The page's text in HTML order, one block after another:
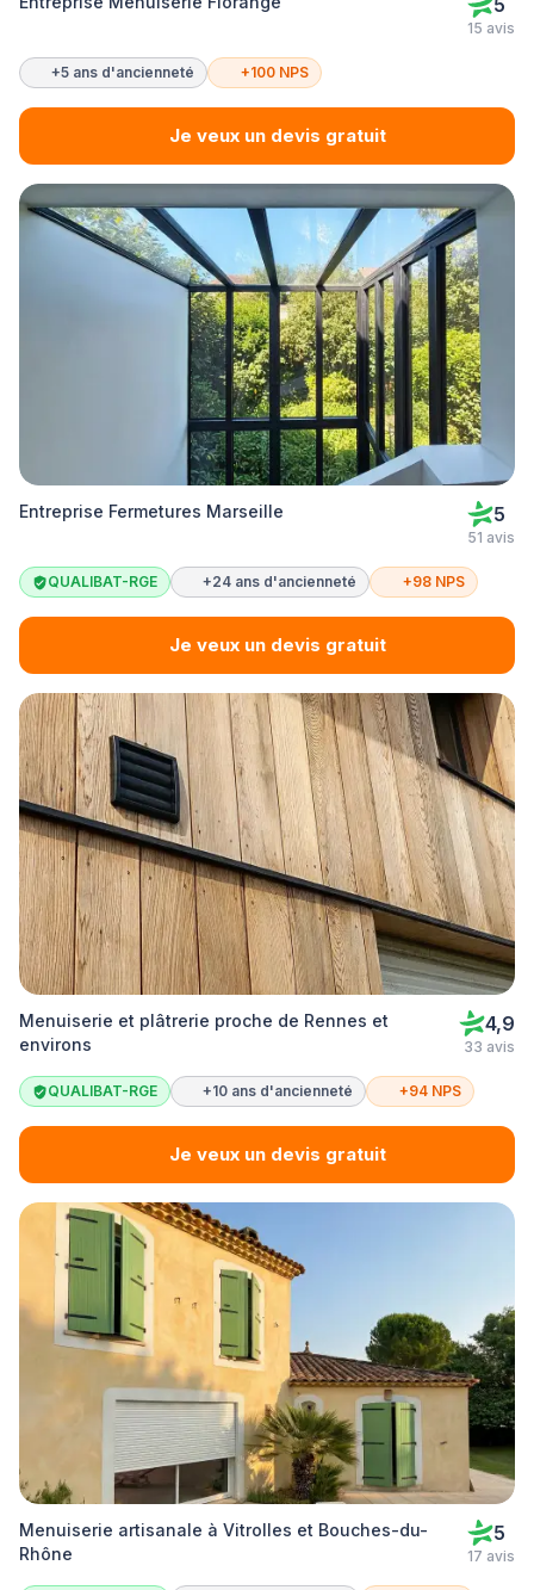
5
15 avis
+5 ans d'ancienneté +100 NPS
Je veux un devis gratuit
Entreprise Fermetures Marseille 5
51 avis
QUALIBAT-RGE +24 ans d'ancienneté +98 NPS
Je veux un devis gratuit
Menuiserie et plâtrerie proche de Rennes et
environs
4,9
33 avis
QUALIBAT-RGE +10 ans d'ancienneté +94 NPS
Je veux un devis gratuit
Menuiserie artisanale à Vitrolles et Bouches-du-
Rhône
5
17 avis